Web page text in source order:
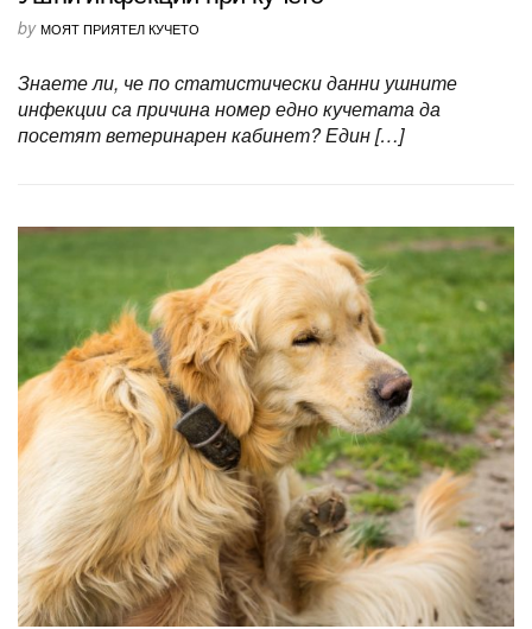
by МОЯТ ПРИЯТЕЛ КУЧЕТО
Знаете ли, че по статистически данни ушните
инфекции са причина номер едно кучетата да
посетят ветеринарен кабинет? Един […]